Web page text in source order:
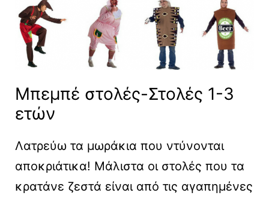
Μπεμπέ στολές-Στολές 1-3
ετών
Λατρεύω τα μωράκια που ντύνονται
αποκριάτικα! Μάλιστα οι στολές που τα
κρατάνε ζεστά είναι από τις αγαπημένες